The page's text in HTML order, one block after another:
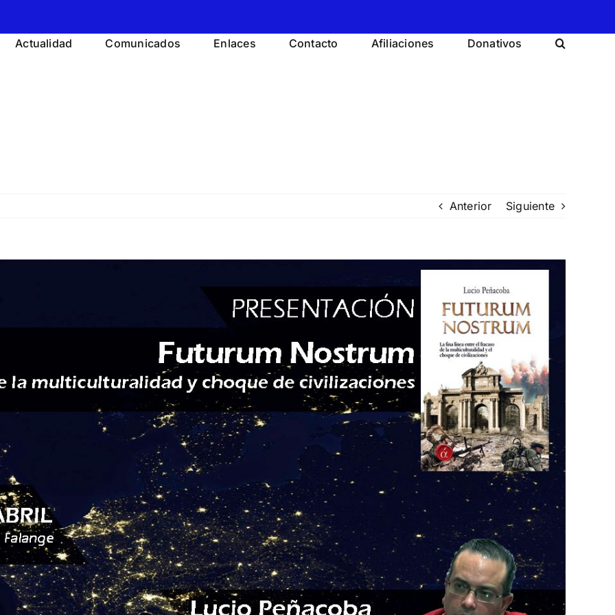
Actualidad Comunicados Enlaces Contacto Afiliaciones Donativos
Anterior Siguiente